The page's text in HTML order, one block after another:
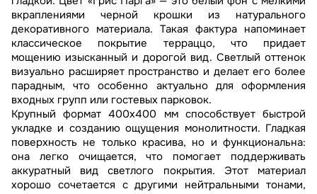
вкраплениями черной крошки из натурального
декоративного материала. Такая фактура напоминает
классическое покрытие терраццо, что придает
мощению изысканный и дорогой вид. Светлый оттенок
визуально расширяет пространство и делает его более
парадным, что особенно актуально для оформления
входных групп или гостевых парковок.
Крупный формат 400х400 мм способствует быстрой
укладке и созданию ощущения монолитности. Гладкая
поверхность не только красива, но и функциональна:
она легко очищается, что помогает поддерживать
аккуратный вид светлого покрытия. Этот материал
хорошо сочетается с другими нейтральными тонами,